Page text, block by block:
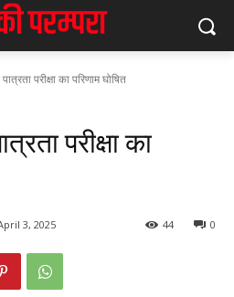
परीक्षा का परिणाम घोषित
परीक्षा का
3, 2025 0
44